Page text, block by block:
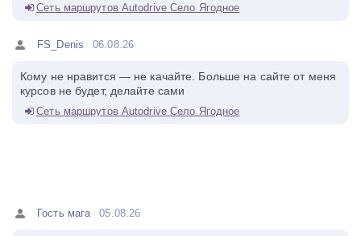
Сеть маршрутов Autodrive Село Ягодное
FS_Denis 06.08.26
Кому не нравится — не качайте. Больше на сайте от меня
курсов не будет, делайте сами
Сеть маршрутов Autodrive Село Ягодное
Гость мага 05.08.26